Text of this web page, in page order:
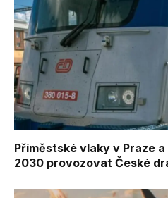
Příměstské vlaky v Praze
2030 provozovat České